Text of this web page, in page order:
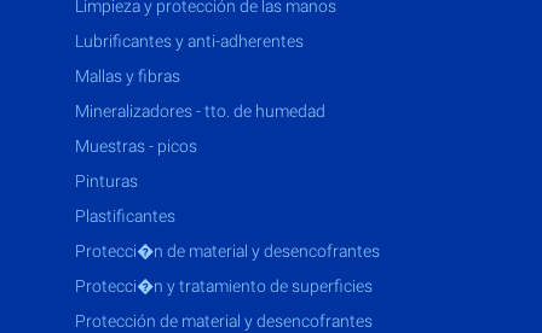
limpieza y protección de las manos
lubrificantes y anti-adherentes
mallas y fibras
mineralizadores - tto. de humedad
muestras - picos
pinturas
plastificantes
protecci�n de material y desencofrantes
protecci�n y tratamiento de superficies
protección de material y desencofrantes